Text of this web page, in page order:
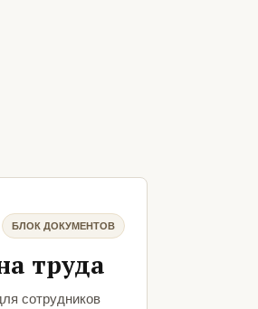
БЛОК ДОКУМЕНТОВ
труда
сотрудников